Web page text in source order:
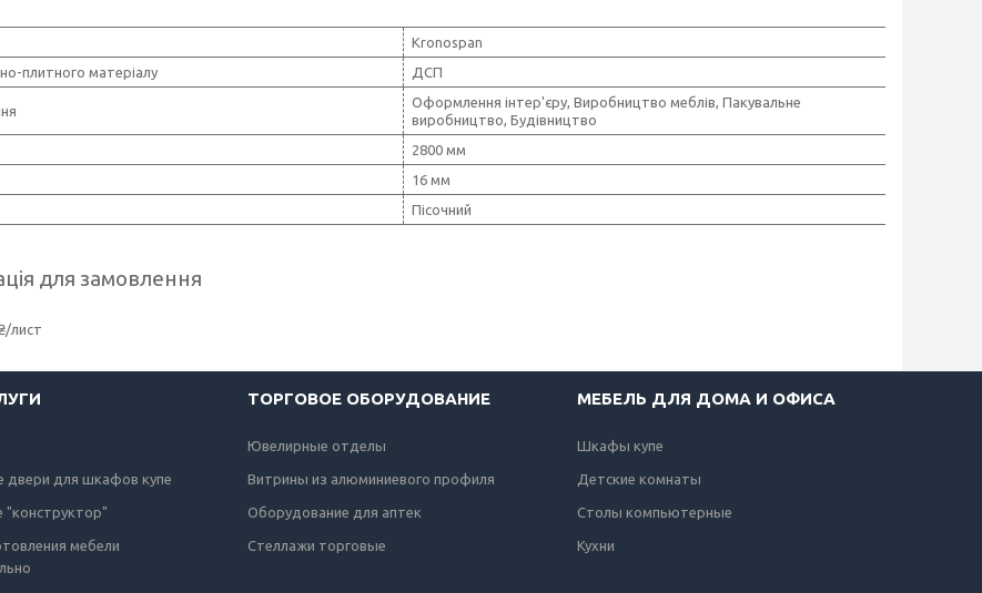
Kronospan
плитного матеріалу
ДСП
Оформлення інтер'єру, Виробництво меблів, Пакувальне
виробництво, Будівництво
2800 мм
16 мм
Пісочний
для замовлення
лист
двери для шкафов купе
мебели
ТОРГОВОЕ ОБОРУДОВАНИЕ
Ювелирные отделы
Витрины из алюминиевого профиля
Оборудование для аптек
Стеллажи торговые
МЕБЕЛЬ ДЛЯ ДОМА И ОФИСА
Шкафы купе
Детские комнаты
Столы компьютерные
Кухни